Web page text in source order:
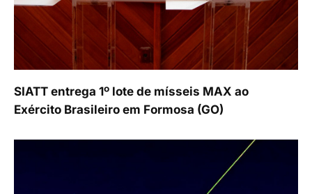
SIATT entrega 1º lote de mísseis MAX ao
Exército Brasileiro em Formosa (GO)